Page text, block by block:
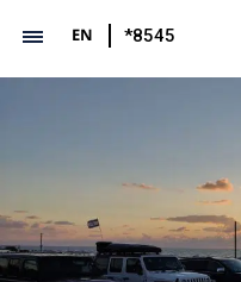
*8545
EN